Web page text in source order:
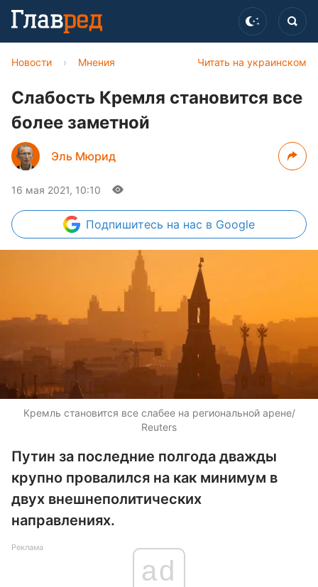
Читать на украинском
Новости › Мнения
Слабость Кремля становится все
более заметной
Эль Мюрид
16 мая 2021, 10:10
Подпишитесь на нас в Google
Кремль становится все слабее на региональной арене/
Reuters
Путин за последние полгода дважды
крупно провалился на как минимум в
двух внешнеполитических
направлениях.
Реклама
ad